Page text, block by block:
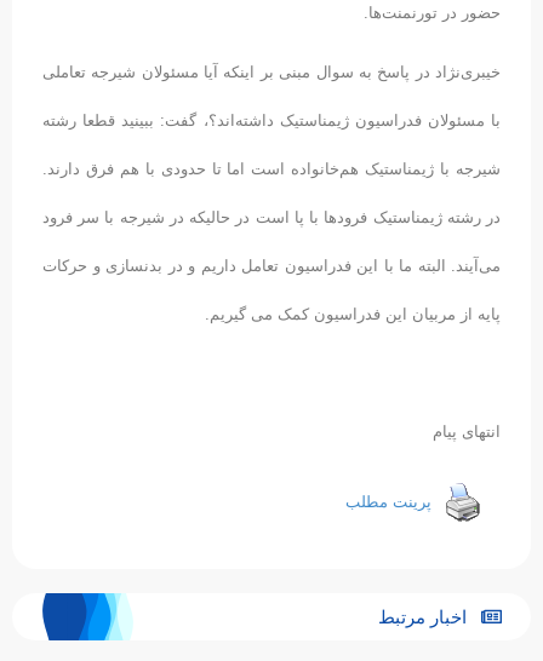
حضور در تورنمنت‌ها.
خیبری‌نژاد در پاسخ به سوال مبنی بر اینکه آیا مسئولان شیرجه تعاملی
با مسئولان فدراسیون ژیمناستیک داشته‌اند؟، گفت: ببینید قطعا رشته
شیرجه با ژیمناستیک هم‌خانواده است اما تا حدودی با هم فرق دارند.
در رشته ژیمناستیک فرودها با پا است در حالیکه در شیرجه با سر فرود
می‌آیند. البته ما با این فدراسیون تعامل داریم و در بدنسازی و حرکات
پایه از مربیان این فدراسیون کمک می گیریم.
انتهای پیام
پرینت مطلب
اخبار مرتبط